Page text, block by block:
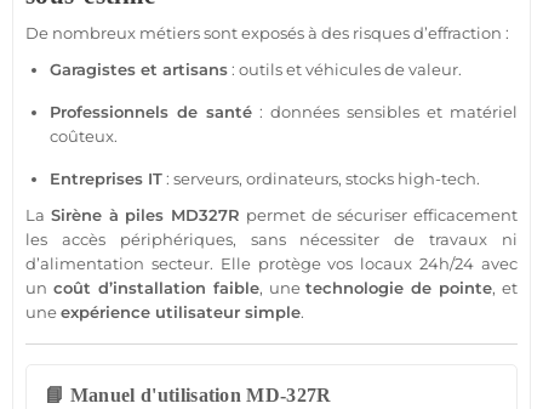
De nombreux métiers sont exposés à des risques d’effraction :
Garagistes et artisans: outils et véhicules de valeur.
Professionnels de santé : données sensibles et matériel
coûteux.
Entreprises IT: serveurs, ordinateurs, stocks high-tech.
La Sirèneà piles MD327R permet de sécuriser efficacement
les accès périphériques, sans nécessiter de travaux ni
d’alimentation secteur. Elle protège vos locaux 24h/24 avec
un coût d’installation faible, unetechnologie de pointe, et
uneexpérience utilisateur simple.
📘 Manuel d'utilisation MD-327R